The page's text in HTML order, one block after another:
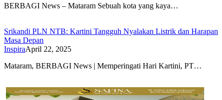
BERBAGI News – Mataram Sebuah kota yang kaya…
Srikandi PLN NTB: Kartini Tangguh Nyalakan Listrik dan Harapan
Masa Depan
InspiraApril 22, 2025
Mataram, BERBAGI News | Memperingati Hari Kartini, PT…